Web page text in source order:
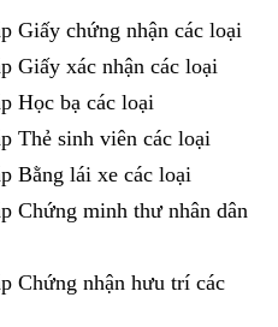
Giấy chứng nhận các loại
Giấy xác nhận các loại
Học bạ các loại
Thẻ sinh viên các loại
Bằng lái xe các loại
Chứng minh thư nhân dân
Chứng nhận hưu trí các